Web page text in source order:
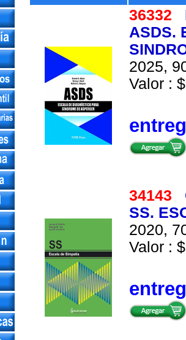
36332
ASDS.
2025,
Valor :
34143
SS.
2020,
Valor :